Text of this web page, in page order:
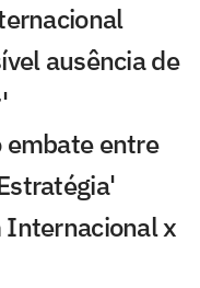
ausência de
embate entre
Internacional x